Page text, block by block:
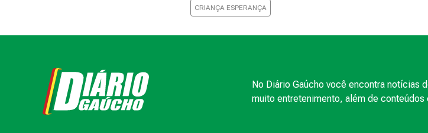
CRIANÇA ESPERANÇA
No Diário Gaúcho você encontra notícias
muito entretenimento, além de